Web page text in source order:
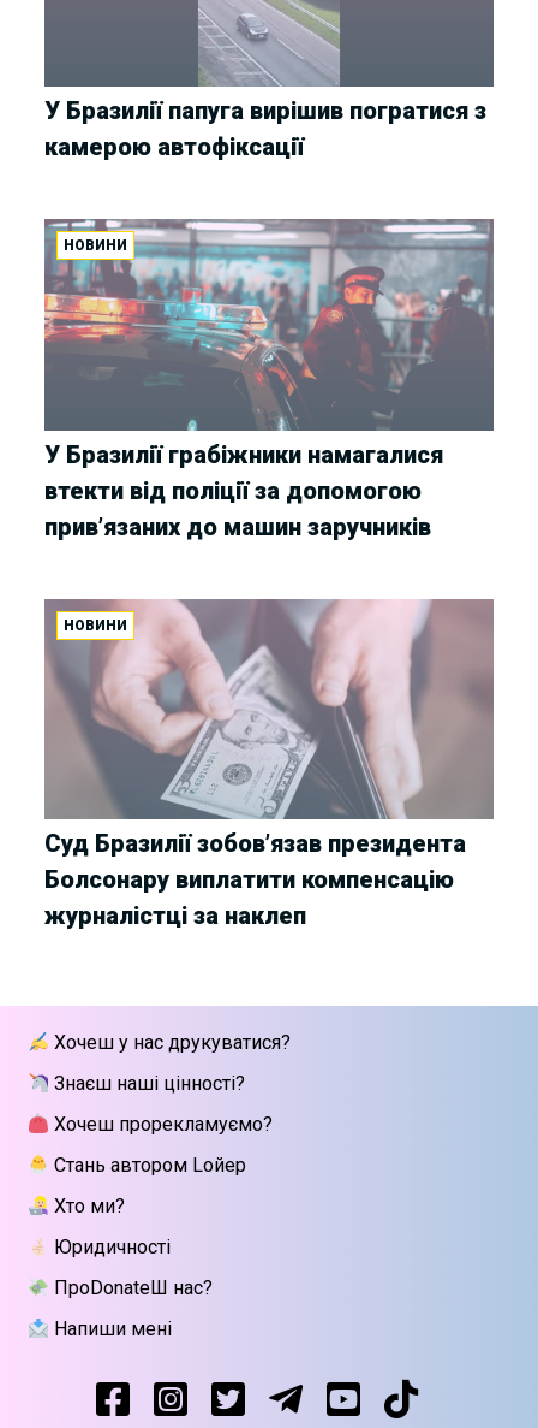
У Бразилії папуга вирішив погратися з
камерою автофіксації
НОВИНИ
У Бразилії грабіжники намагалися
втекти від поліції за допомогою
прив’язаних до машин заручників
НОВИНИ
Суд Бразилії зобов’язав президента
Болсонару виплатити компенсацію
журналістці за наклеп
Хочеш у нас друкуватися?
Знаєш наші цінності?
Хочеш прорекламуємо?
Стань автором Lойер
Хто ми?
Юридичності
ПроDonateШ нас?
Напиши мені